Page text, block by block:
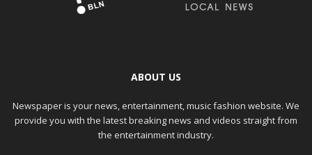
ABOUT US
Newspaper is your news, entertainment, music fashion website. We
provide you with the latest breaking news and videos straight from
the entertainment industry.